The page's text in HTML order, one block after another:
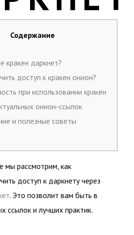
Содержание
кракен даркнет?
доступ к кракен онион?
при использовании кракен
онион-ссылок
и полезные советы
мы рассмотрим, как
доступ к даркнету через
. Это позволит вам быть в
ссылок и лучших практик.